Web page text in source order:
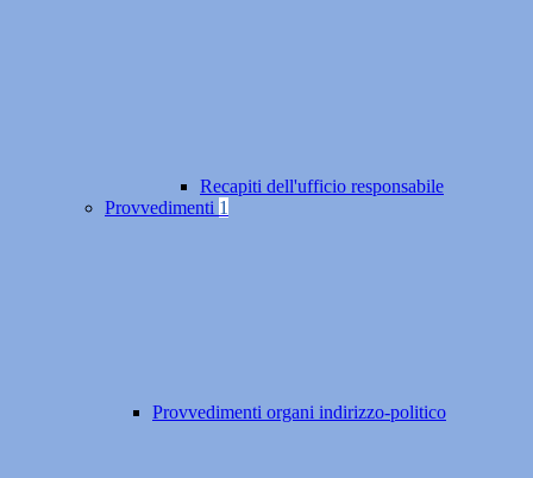
Recapiti dell'ufficio responsabile
Provvedimenti 1
Provvedimenti organi indirizzo-politico